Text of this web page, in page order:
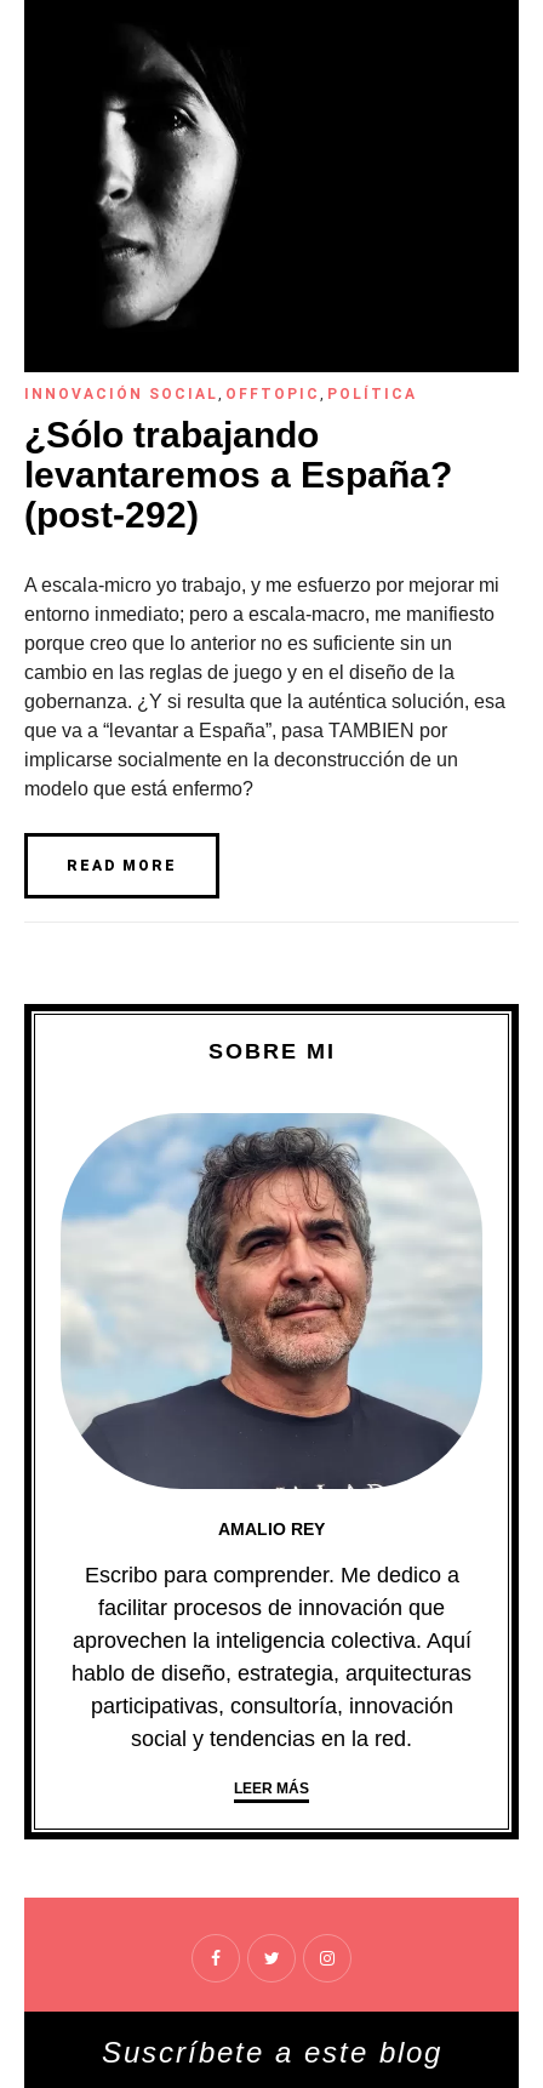
INNOVACIÓN SOCIAL, OFFTOPIC , POLÍTICA
¿Sólo trabajando
levantaremos a España?
(post-292)
A escala-micro yo trabajo, y me esfuerzo por mejorar mi
entorno inmediato; pero a escala-macro, me manifiesto
porque creo que lo anterior no es suficiente sin un
cambio en las reglas de juego y en el diseño de la
gobernanza. ¿Y si resulta que la auténtica solución, esa
que va a “levantar a España”, pasa TAMBIEN por
implicarse socialmente en la deconstrucción de un
modelo que está enfermo?
READ MORE
SOBRE MI
AMALIO REY
Escribo para comprender. Me dedico a
facilitar procesos de innovación que
aprovechen la inteligencia colectiva. Aquí
hablo de diseño, estrategia, arquitecturas
participativas, consultoría, innovación
social y tendencias en la red.
LEER MÁS
Suscríbete a este blog